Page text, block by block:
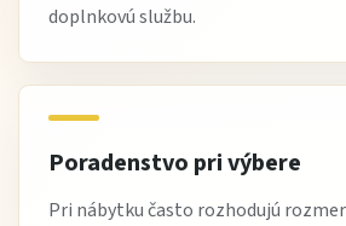
Zákazníci oceňujú najmä
jednoduchý moderný dizajn. Veľmi
univerzálnosť využitia v rôznych
Stručne:
Komoda Revo 19je moderná a
doplnkovú službu.
Poradenstvo pri výbere
Pri nábytku často rozhodujú